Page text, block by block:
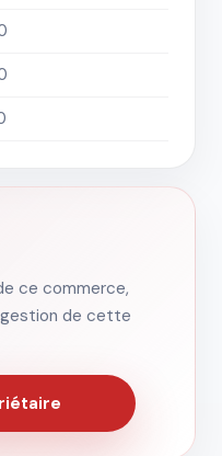
ce commerce,
gestion de cette